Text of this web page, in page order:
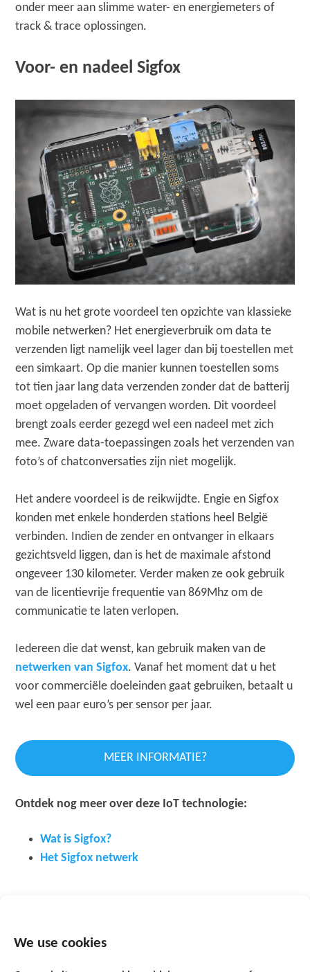
We use cookies
onder meer aan slimme water- en energiemeters of
track & trace oplossingen.
Voor- en nadeel Sigfox
Wat is nu het grote voordeel ten opzichte van klassieke
mobile netwerken? Het energieverbruik om data te
verzenden ligt namelijk veel lager dan bij toestellen met
een simkaart. Op die manier kunnen toestellen soms
tot tien jaar lang data verzenden zonder dat de batterij
moet opgeladen of vervangen worden. Dit voordeel
brengt zoals eerder gezegd wel een nadeel met zich
mee. Zware data-toepassingen zoals het verzenden van
foto’s of chatconversaties zijn niet mogelijk.
Het andere voordeel is de reikwijdte. Engie en Sigfox
konden met enkele honderden stations heel België
verbinden. Indien de zender en ontvanger in elkaars
gezichtsveld liggen, dan is het de maximale afstond
ongeveer 130 kilometer. Verder maken ze ook gebruik
van de licentievrije frequentie van 869Mhz om de
communicatie te laten verlopen.
Iedereen die dat wenst, kan gebruik maken van de
netwerken van Sigfox. Vanaf het moment dat u het
voor commerciële doeleinden gaat gebruiken, betaalt u
wel een paar euro’s per sensor per jaar.
MEER INFORMATIE?
Ontdek nog meer over deze IoT technologie:
Wat is Sigfox?
Het Sigfox netwerk